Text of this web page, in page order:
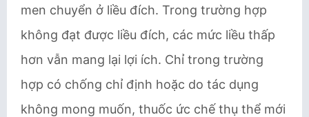
men chuyển ở liều đích. Trong trường hợp
không đạt được liều đích, các mức liều thấp
hơn vẫn mang lại lợi ích. Chỉ trong trường
hợp có chống chỉ định hoặc do tác dụng
không mong muốn, thuốc ức chế thụ thể mới